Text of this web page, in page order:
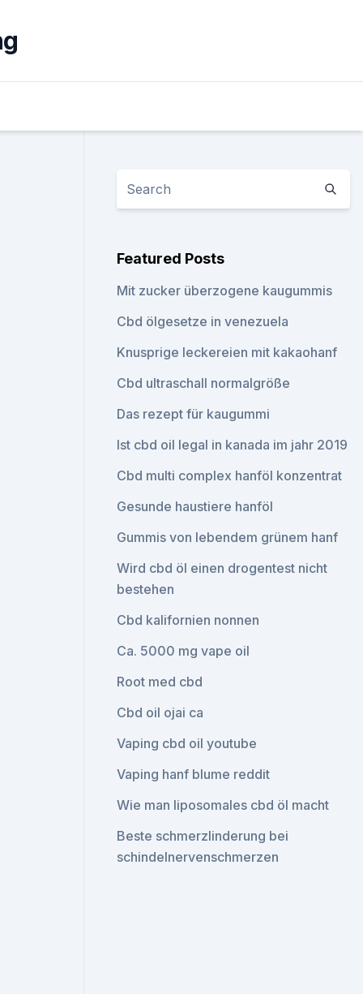
Featured Posts
Mit zucker überzogene kaugummis
Cbd ölgesetze in venezuela
Knusprige leckereien mit kakaohanf
Cbd ultraschall normalgröße
Das rezept für kaugummi
Ist cbd oil legal in kanada im jahr 2019
Cbd multi complex hanföl konzentrat
Gesunde haustiere hanföl
Gummis von lebendem grünem hanf
Wird cbd öl einen drogentest nicht
bestehen
Cbd kalifornien nonnen
Ca. 5000 mg vape oil
Root med cbd
Cbd oil ojai ca
Vaping cbd oil youtube
Vaping hanf blume reddit
Wie man liposomales cbd öl macht
Beste schmerzlinderung bei
schindelnervenschmerzen